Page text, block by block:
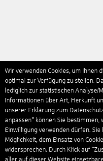
Wir verwenden Cookies, um Ihnen
optimal zur Verfügung zu stellen.
lediglich zur statistischen Analyse/
Informationen über Art, Herkunft
unserer Erklärung zum
anpassen" können Sie bestimmen,
Einwilligung verwenden dürfen.
Möglichkeit, dem Einsatz von
widersprechen. Durch Klick auf
aller auf dieser Website